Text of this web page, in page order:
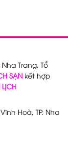
Trang, Tổ
SẠN kết hợp
Hoà, TP. Nha